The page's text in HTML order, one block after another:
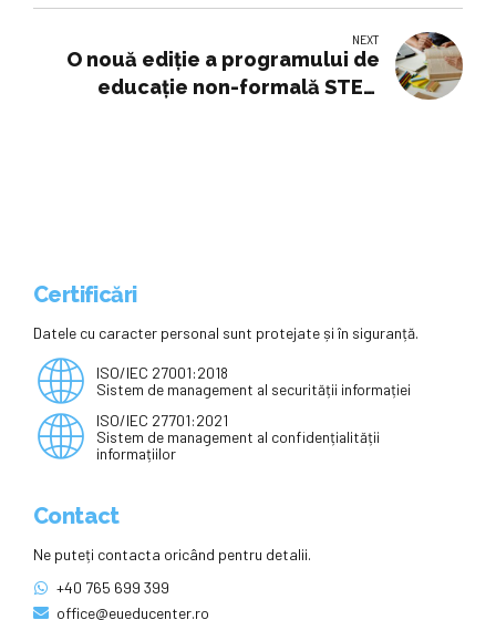
NEXT
O nouă ediție a programului de
educație non-formală STEM
Certificări
Datele cu caracter personal sunt protejate și în siguranță.
ISO/IEC 27001:2018
Sistem de management al securității informației
ISO/IEC 27701:2021
Sistem de management al confidențialității
informațiilor
Contact
Ne puteți contacta oricând pentru detalii.
+40 765 699 399
office@eueducenter.ro